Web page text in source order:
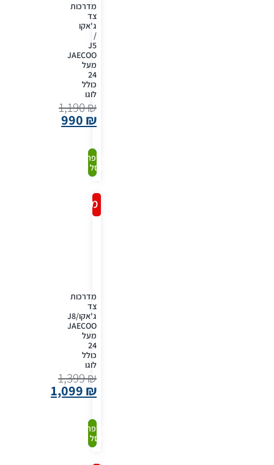
מדרכות
צד
ג'אקו
/
J5
JAECOO
מעל
24
כולל
לוגו
1,190₪
990 ₪
קנה
עכשיו
הוספה
לסל
מדרכות
צד
ג'אקו/J8
JAECOO
מעל
24
כולל
לוגו
1,399₪
1,099 ₪
קנה
עכשיו
הוספה
לסל
מבצע!